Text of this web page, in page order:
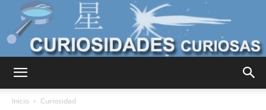
Inicio Curiosidad